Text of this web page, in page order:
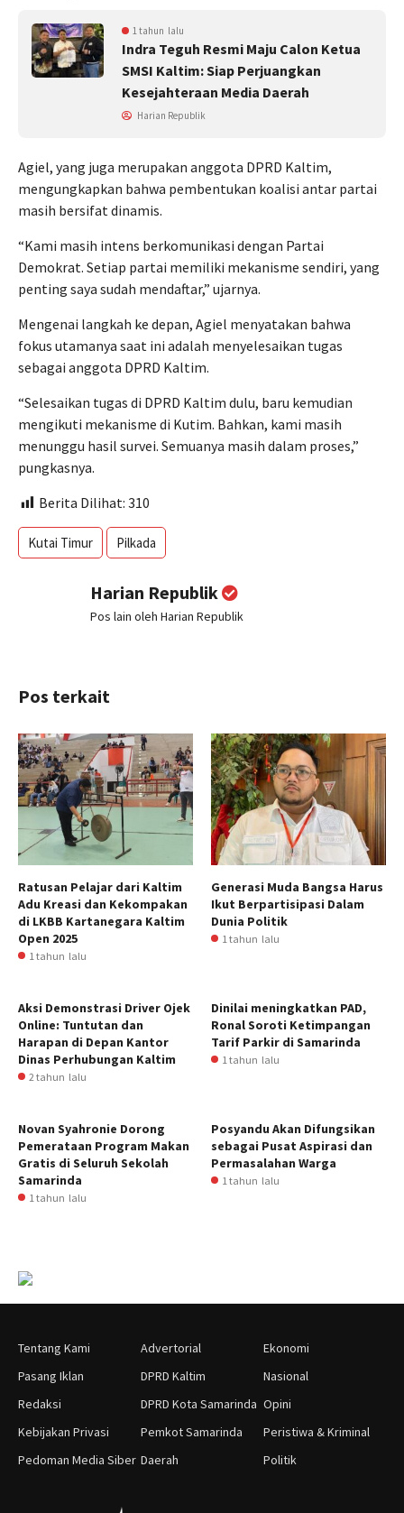
1 tahun lalu
Indra Teguh Resmi Maju Calon Ketua
SMSI Kaltim: Siap Perjuangkan
Kesejahteraan Media Daerah
Harian Republik
Agiel, yang juga merupakan anggota DPRD Kaltim,
mengungkapkan bahwa pembentukan koalisi antar partai
masih bersifat dinamis.
“Kami masih intens berkomunikasi dengan Partai
Demokrat. Setiap partai memiliki mekanisme sendiri, yang
penting saya sudah mendaftar,” ujarnya.
Mengenai langkah ke depan, Agiel menyatakan bahwa
fokus utamanya saat ini adalah menyelesaikan tugas
sebagai anggota DPRD Kaltim.
“Selesaikan tugas di DPRD Kaltim dulu, baru kemudian
mengikuti mekanisme di Kutim. Bahkan, kami masih
menunggu hasil survei. Semuanya masih dalam proses,”
pungkasnya.
Berita Dilihat: 310
Kutai Timur Pilkada
Harian Republik
Pos lain oleh Harian Republik
Pos terkait
Ratusan Pelajar dari Kaltim
Adu Kreasi dan Kekompakan
di LKBB Kartanegara Kaltim
Open 2025
1 tahun lalu
Generasi Muda Bangsa Harus
Ikut Berpartisipasi Dalam
Dunia Politik
1 tahun lalu
Aksi Demonstrasi Driver Ojek
Online: Tuntutan dan
Harapan di Depan Kantor
Dinas Perhubungan Kaltim
2 tahun lalu
Dinilai meningkatkan PAD,
Ronal Soroti Ketimpangan
Tarif Parkir di Samarinda
1 tahun lalu
Novan Syahronie Dorong
Pemerataan Program Makan
Gratis di Seluruh Sekolah
Samarinda
1 tahun lalu
Posyandu Akan Difungsikan
sebagai Pusat Aspirasi dan
Permasalahan Warga
1 tahun lalu
Tentang Kami
Pasang Iklan
Redaksi
Kebijakan Privasi
Pedoman Media Siber
Advertorial
DPRD Kaltim
DPRD Kota Samarinda
Pemkot Samarinda
Daerah
Ekonomi
Nasional
Opini
Peristiwa & Kriminal
Politik